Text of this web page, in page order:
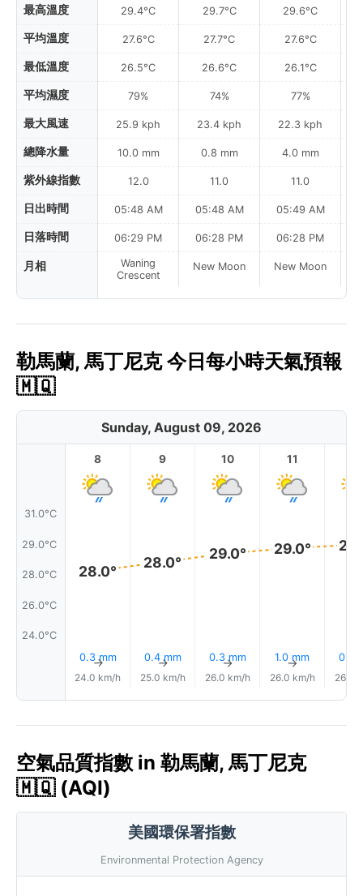
最高溫度
平均溫度
最低溫度
平均濕度
最大風速
總降水量
紫外線指數
日出時間
日落時間
月相
29.4°C
27.6°C
26.5°C
79%
25.9 kph
10.0 mm
12.0
05:48 AM
06:29 PM
Waning
Crescent
29.7°C
27.7°C
26.6°C
74%
23.4 kph
0.8 mm
11.0
05:48 AM
06:28 PM
New Moon
29.6°C
27.6°C
26.1°C
77%
22.3 kph
4.0 mm
11.0
05:49 AM
06:28 PM
New Moon
勒馬蘭, 馬丁尼克 今日每小時天氣預報
🇲🇶
Sunday, August 09, 2026
31.0°C
29.0°C
28.0°C
26.0°C
24.0°C
8
28.0°
0.3 mm
↑
24.0 km/h
9
28.0°
0.4 mm
↑
25.0 km/h
10
29.0°
0.3 mm
↑
26.0 km/h
11
29.0°
1.0 mm
↑
26.0 km/h
0.2
26.0
空氣品質指數 in 勒馬蘭, 馬丁尼克
🇲🇶 (AQI)
美國環保署指數
Environmental Protection Agency